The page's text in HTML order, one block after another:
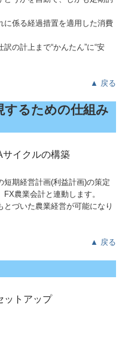
に係る経過措置を適用した消費
の計上まで“かんたん”に“安
▲ 戻る
するための仕組み
イクルの構築
短期経営計画(利益計画)の策定
農業会計と連動します。
とづいた農業経営が可能になり
▲ 戻る
ットアップ